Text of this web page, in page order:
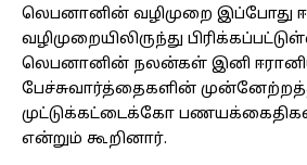
லெபனானின் வழிமுறை இப்போது
வழிமுறையிலிருந்து
லெபனானின் நலன்கள் இனி
பேச்சுவார்த்தைகளின்
முட்டுக்கட்டைக்கோ
என்றும் கூறினார்.